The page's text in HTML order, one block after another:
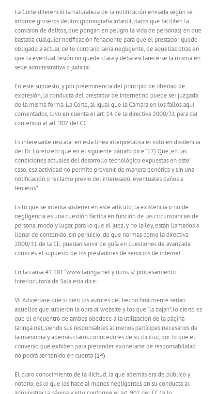
La Corte diferenció la naturaleza de la notificación enviada según se
informe groseros delitos (pornografía infantil, datos que faciliten la
comisión de delitos, que pongan en peligro la vida de personas) en que
bastaba cualquier notificación fehaciente para que el prestador quede
obligado a actuar, de lo contrario sería negligente, de aquellas otras en
que la eventual lesión no quede clara y deba esclarecerse la misma en
sede administrativa o judicial.
En este supuesto, y por preeminencia del principio de libertad de
expresión, la conducta del prestador de internet no puede ser juzgada
de la misma forma. La Corte, al igual que la Cámara en los fallos aquí
comentados, tuvo en cuenta el art. 14 de la directiva 2000/31 para dar
contenido al art. 902 del CC.
Es interesante rescatar en esta línea interpretativa el voto en disidencia
del Dr. Lorenzetti que en el siguiente párrafo dice “17) Que, en las
condiciones actuales del desarrollo tecnológico expuestas en este’
caso, esa actividad no permite prevenir, de manera genérica y sin una
notificación o reclamo previo del interesado, eventuales daños a
terceros”.
Es lo que se intenta sostener en este artículo, la existencia o no de
negligencia es una cuestión fáctica en función de las circunstancias de
persona, modo y lugar, para lo que el juez, y no la ley, están llamados a
llenar de contenido, sin perjuicio, de que normas como la directiva
2000/31 de la CE, puedan servir de guía en cuestiones de avanzada
como es el supuesto de los prestadores de servicios de internet.
En la causa 41.181 “www.taringa.net y otros s/ procesamiento”
Interlocutoria de Sala esta dice:
VI. Adviértase que si bien los autores del hecho finalmente serían
aquéllos que subieron la obra al website y los que “la bajan”, lo cierto es
que el encuentro de ambos obedece a la utilización de la página
taringa.net, siendo sus responsables al menos partícipes necesarios de
la maniobra y además claros conocedores de su ilicitud, por lo que el
convenio que exhiben para pretender exonerarse de responsabilidad
no podrá ser tenido en cuenta(14).
El claro conocimiento de la ilicitud, la que además era de público y
notorio, es lo que los hace al menos negligentes en su conducta al